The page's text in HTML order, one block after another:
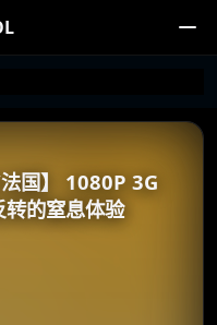
国】 1080P 3G
的窒息体验